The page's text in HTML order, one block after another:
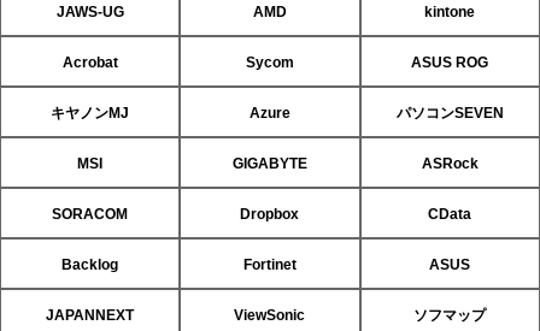
JAWS-UG AMD kintone
Acrobat Sycom ASUS ROG
キヤノンMJ Azure パソコンSEVEN
MSI GIGABYTE ASRock
SORACOM Dropbox CData
Backlog Fortinet ASUS
JAPANNEXT ViewSonic ソフマップ